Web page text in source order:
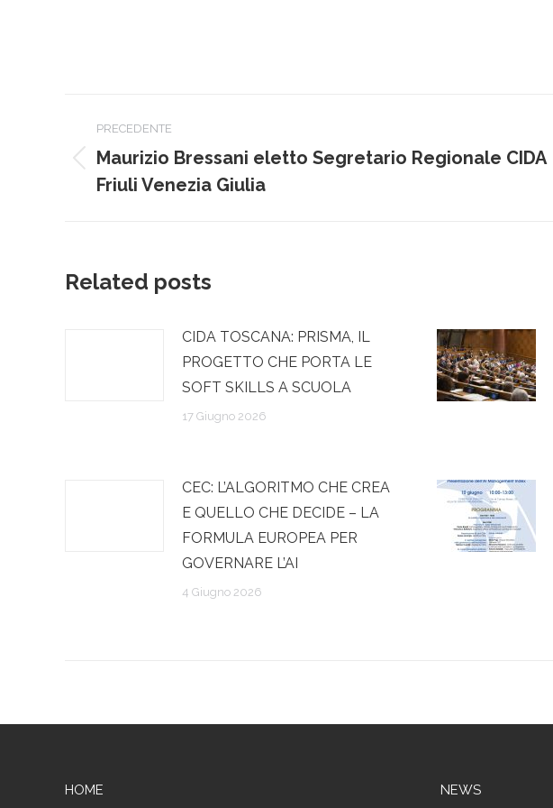
tra
PRECEDENTE
Post
precedente:
Maurizio Bressani eletto Segretario Regionale CIDA
Friuli Venezia Giulia
Related posts
CIDA TOSCANA: PRISMA, IL
PROGETTO CHE PORTA LE
SOFT SKILLS A SCUOLA
17 Giugno 2026
CEC: L’ALGORITMO CHE CREA
E QUELLO CHE DECIDE – LA
FORMULA EUROPEA PER
GOVERNARE L’AI
4 Giugno 2026
HOME NEWS